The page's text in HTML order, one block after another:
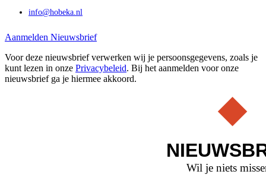
info@hobeka.nl
Aanmelden Nieuwsbrief
Voor deze nieuwsbrief verwerken wij je persoonsgegevens, zoals je
kunt lezen in onze Privacybeleid. Bij het aanmelden voor onze
nieuwsbrief ga je hiermee akkoord.
Wil je niets